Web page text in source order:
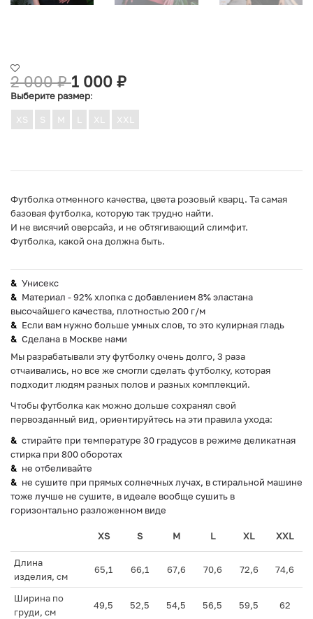
2 000₽ 1 000 ₽
Выберите размер:
XS S M L XL XXL
Футболка отменного качества, цвета розовый кварц. Та самая
базовая футболка, которую так трудно найти.
И не висячий оверсайз, и не обтягивающий слимфит.
Футболка, какой она должна быть.
Унисекс
Материал - 92% хлопка с добавлением 8% эластана
высочайшего качества, плотностью 200 г/м
Если вам нужно больше умных слов, то это кулирная гладь
Сделана в Москве нами
Мы разрабатывали эту футболку очень долго, 3 раза
отчаивались, но все же смогли сделать футболку, которая
подходит людям разных полов и разных комплекций.
Чтобы футболка как можно дольше сохранял свой
первозданный вид, ориентируйтесь на эти правила ухода:
стирайте при температуре 30 градусов в режиме деликатная
стирка при 800 оборотах
не отбеливайте
не сушите при прямых солнечных лучах, в стиральной машине
тоже лучше не сушите, в идеале вообще сушить в
горизонтально разложенном виде
XS S M L XL XXL
Длина
изделия, см
65,1 66,1 67,6 70,6 72,6 74,6
Ширина по
груди, см
49,5 52,5 54,5 56,5 59,5 62